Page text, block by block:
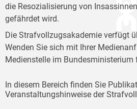
die Resozialisierung von
gefährdet wird.
Die Strafvollzugsakademie verfügt
Wenden Sie sich mit Ihrer
Medienstelle im Bundesministerium
In diesem Bereich finden Sie
Veranstaltungshinweise der